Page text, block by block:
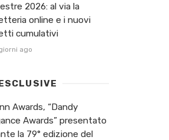
2026: al via la
online e i nuovi
cumulativi
ago
Awards, “Dandy
Awards” presentato
la 79° edizione del